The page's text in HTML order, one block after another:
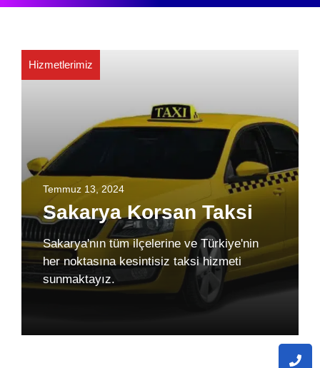
Hizmetlerimiz
Temmuz 13, 2024
Sakarya Korsan Taksi
Sakarya'nın tüm ilçelerine ve Türkiye'nin
her noktasına kesintisiz taksi hizmeti
sunmaktayız.